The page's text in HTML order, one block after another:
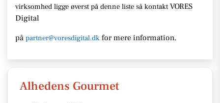
virksomhed ligge øverst på denne liste så kontakt VORES
Digital
på partner@voresdigital.dk for mere information.
Alhedens Gourmet